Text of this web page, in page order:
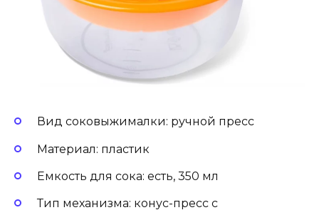
Вид соковыжималки: ручной пресс
Материал: пластик
Емкость для сока: есть, 350 мл
Тип механизма: конус-пресс с